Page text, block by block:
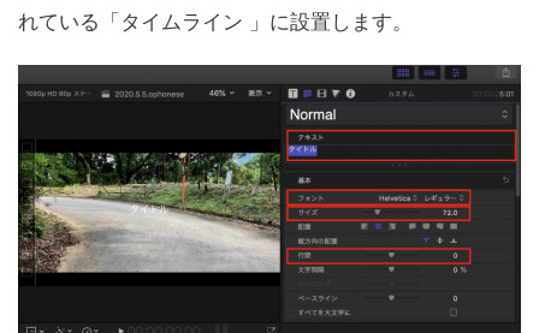
れている「タイムライン 」に設置します。